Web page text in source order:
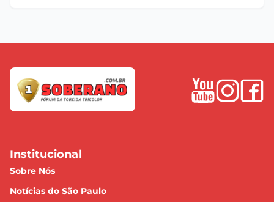
Institucional
Sobre Nós
Notícias do São Paulo